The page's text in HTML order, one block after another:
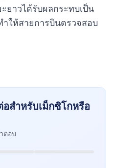
ยาวได้รับผลกระทบเป็น
ำให้สายการบินตรวจสอบ
สำหรับเม็กซิโกหรือ
ตอบ